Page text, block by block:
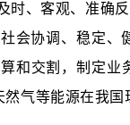
、客观、准确
会协调、稳定
和交割，制定
气等能源在我